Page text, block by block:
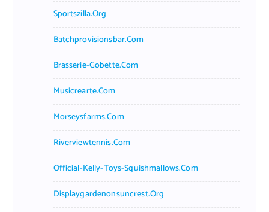
Sportszilla.org
Batchprovisionsbar.com
Brasserie-Gobette.com
Musicrearte.com
Morseysfarms.com
Riverviewtennis.com
Official-Kelly-Toys-Squishmallows.com
Displaygardenonsuncrest.org